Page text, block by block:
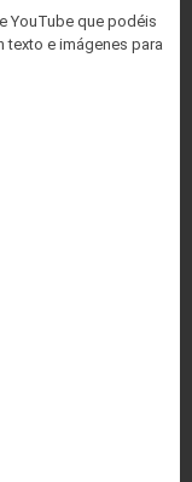
YouTube que podéis
texto e imágenes para